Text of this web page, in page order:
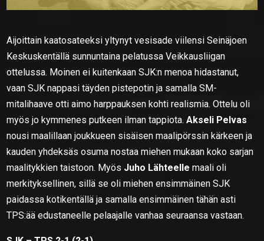
Aijoittain kaatosateeksi yltynyt vesisade viilensi Seinäjoen
Keskuskentällä sunnuntaina pelatussa Veikkausliigan
ottelussa. Moinen ei kuitenkaan SJK:n menoa hidastanut,
vaan SJK nappasi täyden pistepotin ja samalla SM-
mitalihaave otti aimo harppauksen kohti realismia. Ottelu oli
myös jo kymmenes putkeen ilman tappiota.Akseli Pelvas
nousi maalillaan joukkueen sisäisen maalipörssin kärkeen ja
kauden yhdeksäs osuma nostaa miehen mukaan koko sarjan
maalitykkien taistoon. Myös Juho Lähteelle maali oli
merkityksellinen, sillä se oli miehen ensimmäinen SJK
paidassa kotikentällä ja samalla ensimmäinen tähän asti
TPS:ää edustaneelle pelaajalle vanhaa seuraansa vastaan.